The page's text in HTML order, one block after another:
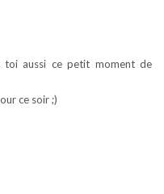
toi aussi ce petit moment de
ce soir ;)